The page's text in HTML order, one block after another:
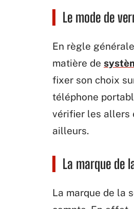
Le mode de
En règle
matière de
fixer son choix
téléphone
vérifier les allers
ailleurs.
La marque de
La marque de la